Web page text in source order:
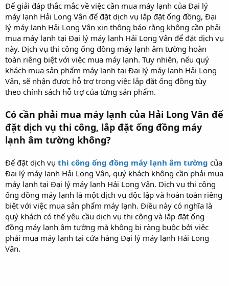
Để giải đáp thắc mắc về việc cần mua máy lạnh của Đại lý
máy lạnh Hải Long Vân để đặt dịch vụ lắp đặt ống đồng, Đại
lý máy lạnh Hải Long Vân xin thông báo rằng không cần phải
mua máy lạnh tại Đại lý máy lạnh Hải Long Vân để đặt dịch vụ
này. Dịch vụ thi công ống đồng máy lạnh âm tường hoàn
toàn riêng biệt với việc mua máy lạnh. Tuy nhiên, nếu quý
khách mua sản phẩm máy lạnh tại Đại lý máy lạnh Hải Long
Vân, sẽ nhận được hỗ trợ trong việc lắp đặt ống đồng tùy
theo chính sách hỗ trợ của từng sản phẩm.
Có cần phải mua máy lạnh của Hải Long Vân để
đặt dịch vụ thi công, lắp đặt ống đồng máy
lạnh âm tường không?
Để đặt dịch vụ thi công ống đồng máy lạnh âm tường của
Đại lý máy lạnh Hải Long Vân, quý khách không cần phải mua
máy lạnh tại Đại lý máy lạnh Hải Long Vân. Dịch vụ thi công
ống đồng máy lạnh là một dịch vụ độc lập và hoàn toàn riêng
biệt với việc mua sản phẩm máy lạnh. Điều này có nghĩa là
quý khách có thể yêu cầu dịch vụ thi công và lắp đặt ống
đồng máy lạnh âm tường mà không bị ràng buộc bởi việc
phải mua máy lạnh tại cửa hàng Đại lý máy lạnh Hải Long
Vân.